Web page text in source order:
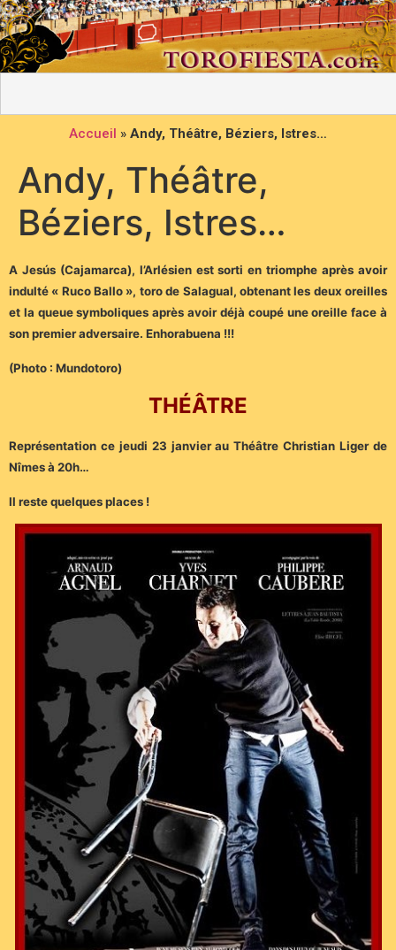
Accueil » Andy, Théâtre, Béziers, Istres…
Andy, Théâtre,
Béziers, Istres…
A Jesús (Cajamarca), l’Arlésien est sorti en triomphe après avoir
indulté « Ruco Ballo », toro de Salagual, obtenant les deux oreilles
et la queue symboliques après avoir déjà coupé une oreille face à
son premier adversaire. Enhorabuena !!!
(Photo : Mundotoro)
THÉÂTRE
Représentation ce jeudi 23 janvier au Théâtre Christian Liger de
Nîmes à 20h…
Il reste quelques places !